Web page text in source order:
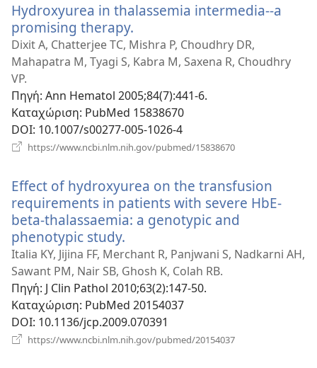
Hydroxyurea in thalassemia intermedia--a
promising therapy.
νέο
παράθυρο)
Dixit A, Chatterjee TC, Mishra P, Choudhry DR,
Mahapatra M, Tyagi S, Kabra M, Saxena R, Choudhry
VP.
Πηγή‎: Ann Hematol 2005;84(7):441-6.
Καταχώριση‎: PubMed 15838670
DOI‎: 10.1007/s00277-005-1026-4
https://www.ncbi.nlm.nih.gov/pubmed/15838670
Effect of hydroxyurea on the transfusion
requirements in patients with severe HbE-
beta-thalassaemia: a genotypic and
phenotypic study.
νέο
παράθυρο)
Italia KY, Jijina FF, Merchant R, Panjwani S, Nadkarni AH,
Sawant PM, Nair SB, Ghosh K, Colah RB.
Πηγή‎: J Clin Pathol 2010;63(2):147-50.
Καταχώριση‎: PubMed 20154037
DOI‎: 10.1136/jcp.2009.070391
https://www.ncbi.nlm.nih.gov/pubmed/20154037